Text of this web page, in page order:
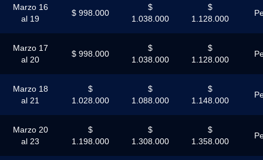
Marzo 16
al 19
$ 998.000
$
1.038.000
$
1.128.000
Marzo 17
al 20
$ 998.000
$
1.038.000
$
1.128.000
Marzo 18
al 21
$
1.028.000
$
1.088.000
$
1.148.000
Marzo 20
al 23
$
1.198.000
$
1.308.000
$
1.358.000